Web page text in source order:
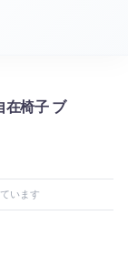
在椅子 ブ
います